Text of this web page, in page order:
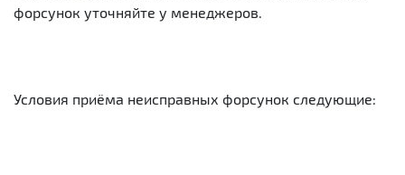
форсунок уточняйте у менеджеров.
Условия приёма неисправных форсунок следующие: